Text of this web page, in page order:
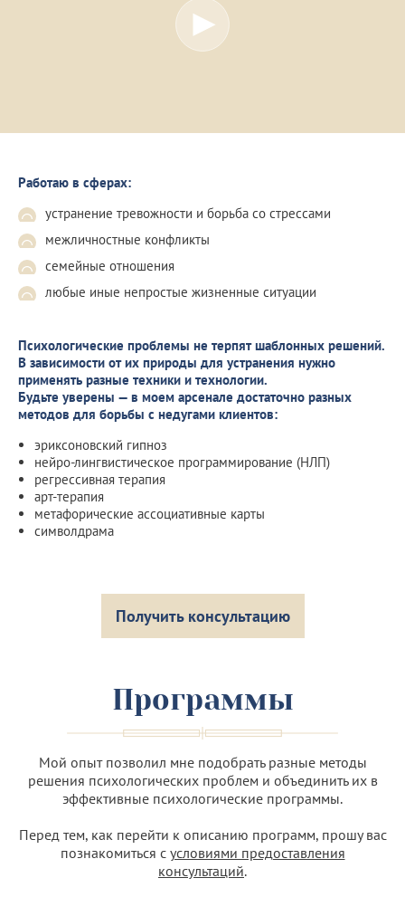
Работаю в сферах:
устранение тревожности и борьба со стрессами
межличностные конфликты
семейные отношения
любые иные непростые жизненные ситуации
Психологические проблемы не терпят шаблонных решений.
В зависимости от их природы для устранения нужно
применять разные техники и технологии.
Будьте уверены — в моем арсенале достаточно разных
методов для борьбы с недугами клиентов:
эриксоновский гипноз
нейро-лингвистическое программирование (НЛП)
регрессивная терапия
арт-терапия
метафорические ассоциативные карты
символдрама
Получить консультацию
Программы
Мой опыт позволил мне подобрать разные методы
решения психологических проблем и объединить их в
эффективные психологические программы.
Перед тем, как перейти к описанию программ, прошу вас
познакомиться с условиями предоставления
консультаций.